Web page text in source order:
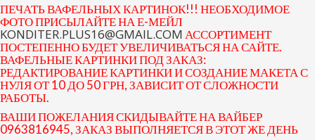
ПЕЧАТЬ ВАФЕЛЬНЫХ КАРТИНОК!!! НЕОБХОДИМОЕ
ФОТО ПРИСЫЛАЙТЕ НА Е-МЕЙЛ
KONDITER.PLUS16@GMAIL.COM АССОРТИМЕНТ
ПОСТЕПЕННО БУДЕТ УВЕЛИЧИВАТЬСЯ НА САЙТЕ.
ВАФЕЛЬНЫЕ КАРТИНКИ ПОД ЗАКАЗ:
РЕДАКТИРОВАНИЕ КАРТИНКИ И СОЗДАНИЕ МАКЕТА С
НУЛЯ ОТ 10 ДО 50 ГРН, ЗАВИСИТ ОТ СЛОЖНОСТИ
РАБОТЫ.
ВАШИ ПОЖЕЛАНИЯ СКИДЫВАЙТЕ НА ВАЙБЕР
0963816945, ЗАКАЗ ВЫПОЛНЯЕТСЯ В ЭТОТ ЖЕ ДЕНЬ